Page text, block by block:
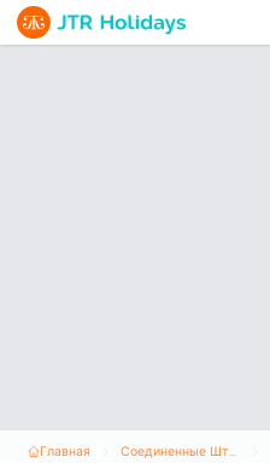
Главная Соединенные Штаты Америки